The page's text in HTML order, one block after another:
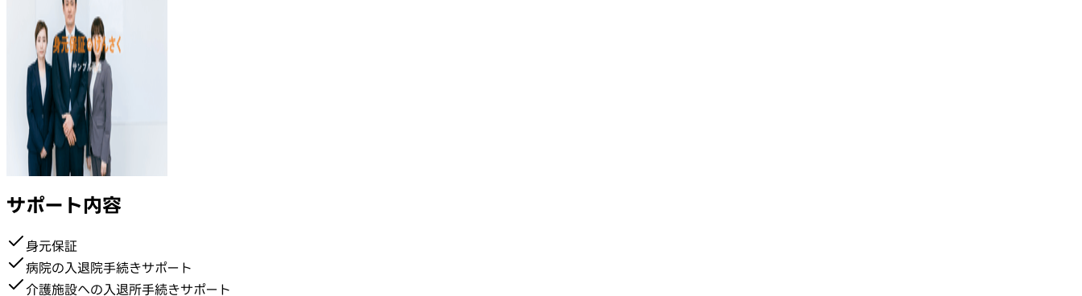
サポート内容
身元保証
病院の入退院手続きサポート
介護施設への入退所手続きサポート